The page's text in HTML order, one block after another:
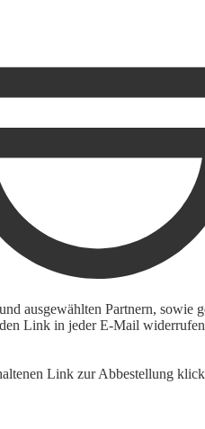
ausgewählten Partnern,
Link in jeder E-Mail
Link zur Abbestellung